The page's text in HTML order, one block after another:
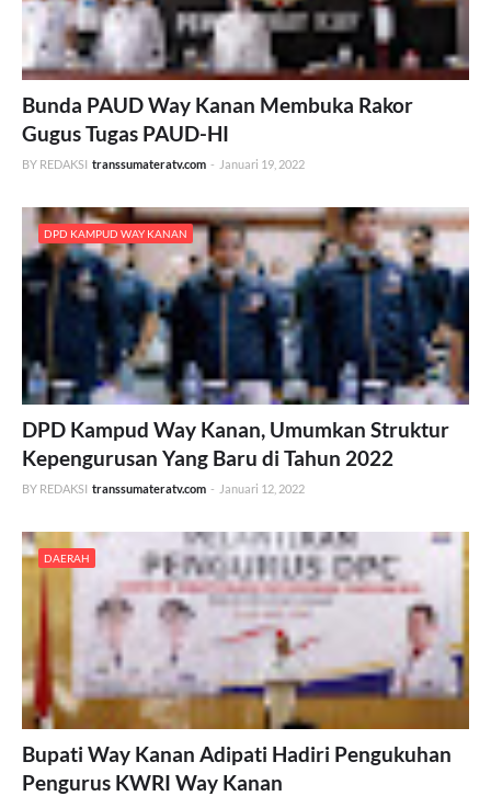
Bunda PAUD Way Kanan Membuka Rakor
Gugus Tugas PAUD-HI
BY REDAKSI transsumateratv.com - Januari 19, 2022
DPD KAMPUD WAY KANAN
DPD Kampud Way Kanan, Umumkan Struktur
Kepengurusan Yang Baru di Tahun 2022
BY REDAKSI transsumateratv.com - Januari 12, 2022
DAERAH
Bupati Way Kanan Adipati Hadiri Pengukuhan
Pengurus KWRI Way Kanan